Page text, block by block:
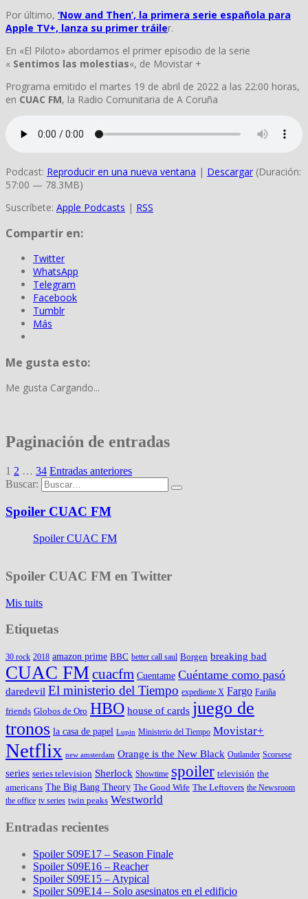
Por último, ‘Now and Then’, la primera serie española para
Apple TV+, lanza su primer tráiler.
En «El Piloto» abordamos el primer episodio de la serie
« Sentimos las molestias«, de Movistar +
Programa emitido el martes 19 de abril de 2022 a las 22:00 horas,
en CUAC FM, la Radio Comunitaria de A Coruña
Podcast: Reproducir en una nueva ventana | Descargar (Duración:
57:00 — 78.3MB)
Suscríbete: Apple Podcasts | RSS
Compartir en:
Twitter
WhatsApp
Telegram
Facebook
Tumblr
Más
Me gusta esto:
Me gusta Cargando...
Paginación de entradas
1 2 … 34 Entradas anteriores
Buscar:
Spoiler CUAC FM
Spoiler CUAC FM
Spoiler CUAC FM en Twitter
Mis tuits
Etiquetas
30 rock 2018 amazon prime BBC better call saul Borgen breaking bad
CUAC FMcuacfm Cuentame Cuéntame como pasó
daredevil El ministerio del Tiempo expediente X Fargo Fariña
friends Globos de Oro HBO house of cards juego de
tronos la casa de papel Lupin Ministerio del Tiempo Movistar+
Netflix new amsterdam Orange is the New Black Outlander Scorsese
series series television Sherlock Showtime spoiler televisión the
americans The Big Bang Theory The Good Wife The Leftovers the Newsroom
the office tv series twin peaks Westworld
Entradas recientes
Spoiler S09E17 – Season Finale
Spoiler S09E16 – Reacher
Spoiler S09E15 – Atypical
Spoiler S09E14 – Solo asesinatos en el edificio